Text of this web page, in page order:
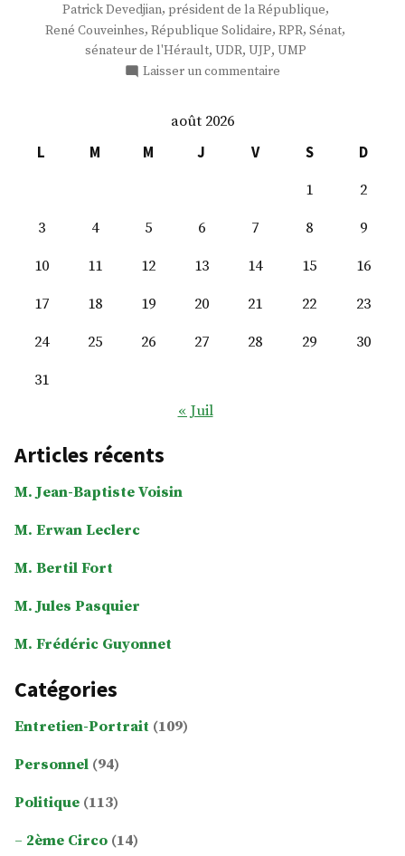
Patrick Devedjian, président de la République,
René Couveinhes, République Solidaire, RPR, Sénat,
sénateur de l'Hérault, UDR, UJP, UMP
Laisser un commentaire
Grand
août 2026
L
M M J V S
D
1
2
3
4 5 6 7 8
9
10
11 12 13 14 15
16
17
18 19 20 21 22
23
24
25 26 27 28 29
30
31
« Juil
Articles récents
M. Jean-Baptiste Voisin
M. Erwan Leclerc
M. Bertil Fort
M. Jules Pasquier
M. Frédéric Guyonnet
Catégories
Entretien-Portrait (109)
Personnel (94)
Politique (113)
2ème Circo (14)